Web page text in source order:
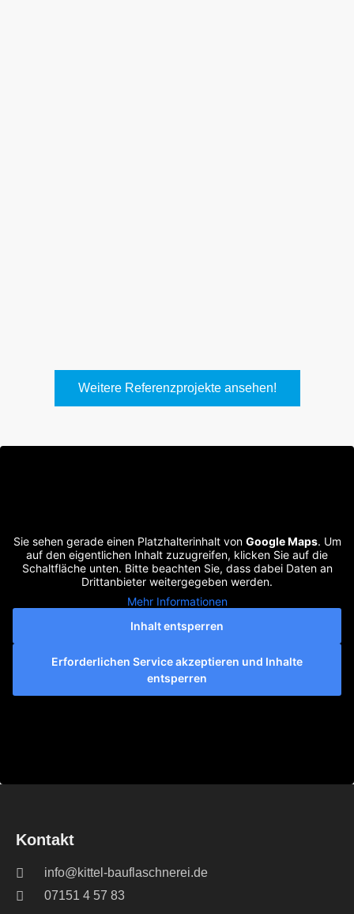
Weitere Referenzprojekte ansehen!
Sie sehen gerade einen Platzhalterinhalt von Google Maps. Um
auf den eigentlichen Inhalt zuzugreifen, klicken Sie auf die
Schaltfläche unten. Bitte beachten Sie, dass dabei Daten an
Drittanbieter weitergegeben werden.
Mehr Informationen
Inhalt entsperren
Erforderlichen Service akzeptieren und Inhalte
entsperren
Kontakt
info@kittel-bauflaschnerei.de
07151 4 57 83